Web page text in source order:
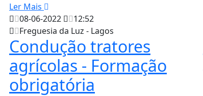
Ler Mais
08-06-2022
12:52
Freguesia da Luz - Lagos
Condução tratores
agrícolas - Formação
obrigatória